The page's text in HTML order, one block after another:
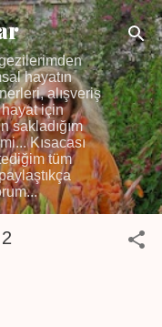
hayatın
alışveriş
hayat için
sakladığım
Kısacası
tüm